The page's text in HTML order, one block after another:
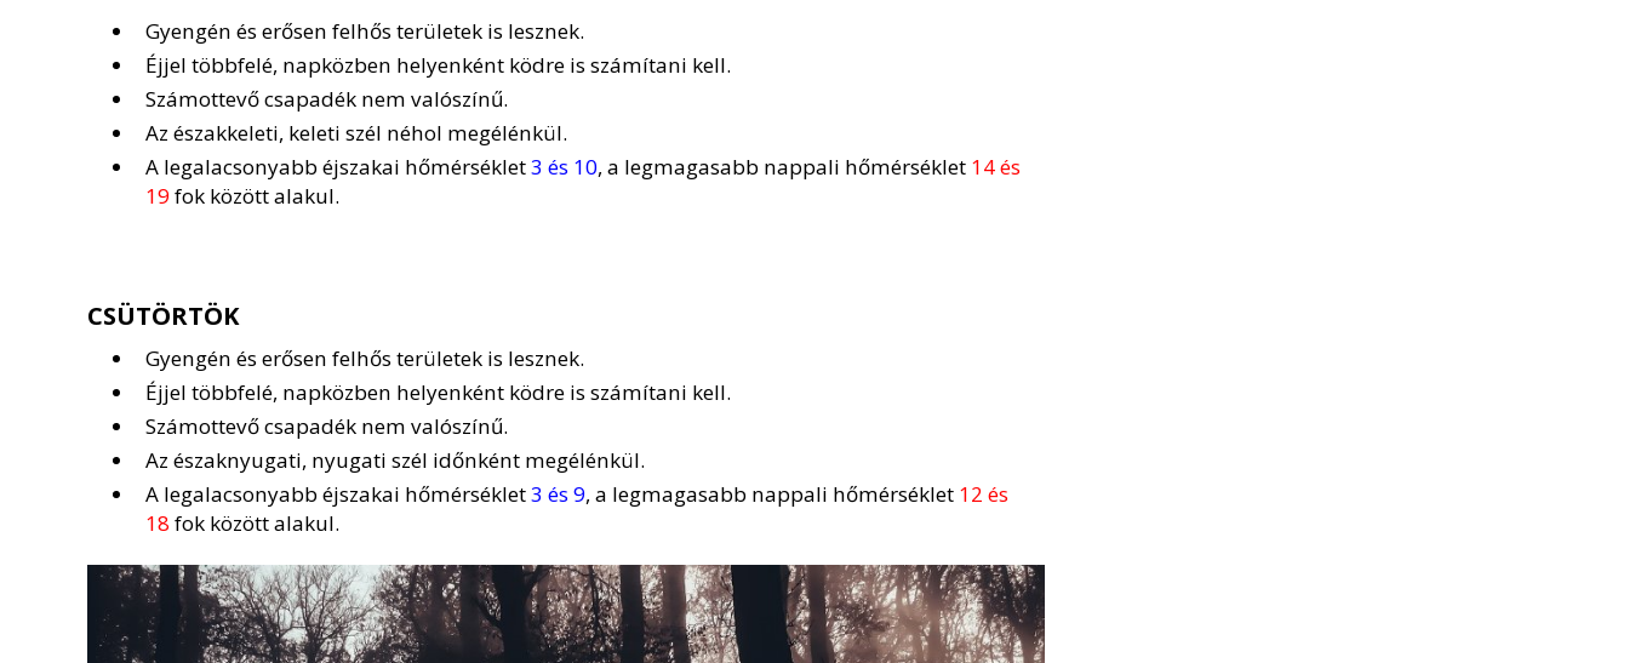
Gyengén és erősen felhős területek is lesznek.
Éjjel többfelé, napközben helyenként ködre is számítani kell.
Számottevő csapadék nem valószínű.
Az északkeleti, keleti szél néhol megélénkül.
A legalacsonyabb éjszakai hőmérséklet3 és 10, a legmagasabb nappali hőmérséklet 14 és
19fok között alakul.
CSÜTÖRTÖK
Gyengén és erősen felhős területek is lesznek.
Éjjel többfelé, napközben helyenként ködre is számítani kell.
Számottevő csapadék nem valószínű.
Az északnyugati, nyugati szél időnként megélénkül.
A legalacsonyabb éjszakai hőmérséklet3 és 9, a legmagasabb nappali hőmérséklet 12 és
18 fok között alakul.